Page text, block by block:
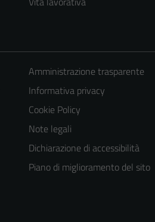
Amministrazione trasparente
Informativa privacy
Cookie Policy
Note legali
Dichiarazione di accessibilità
Piano di miglioramento del sito